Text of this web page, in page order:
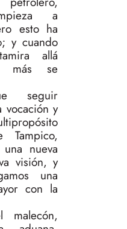
a
esto ha
y cuando
allá
más se
seguir
vocación y
nueva
visión, y
una
con la
malecón,